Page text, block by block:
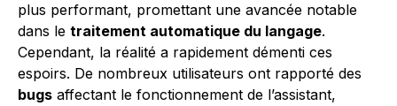
plus performant, promettant une avancée notable
dans le traitement automatique du langage.
Cependant, la réalité a rapidement démenti ces
espoirs. De nombreux utilisateurs ont rapporté des
bugs affectant le fonctionnement de l’assistant,